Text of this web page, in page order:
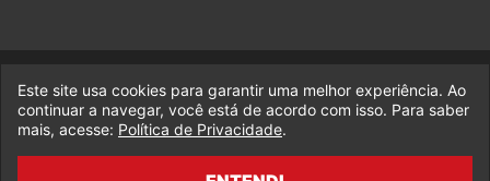
© 2017-2026 Legado da Marvel, uma empresa da Legado
Enterprises.
fabiolobo
Este site usa cookies para garantir uma melhor experiência. Ao
continuar a navegar, você está de acordo com isso. Para saber
mais, acesse: Política de Privacidade.